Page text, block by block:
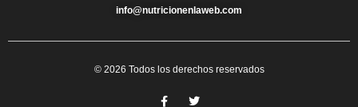
info@nutricionenlaweb.com
© 2026 Todos los derechos reservados